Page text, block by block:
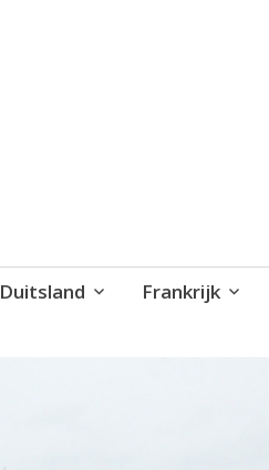
Duitsland Frankrijk